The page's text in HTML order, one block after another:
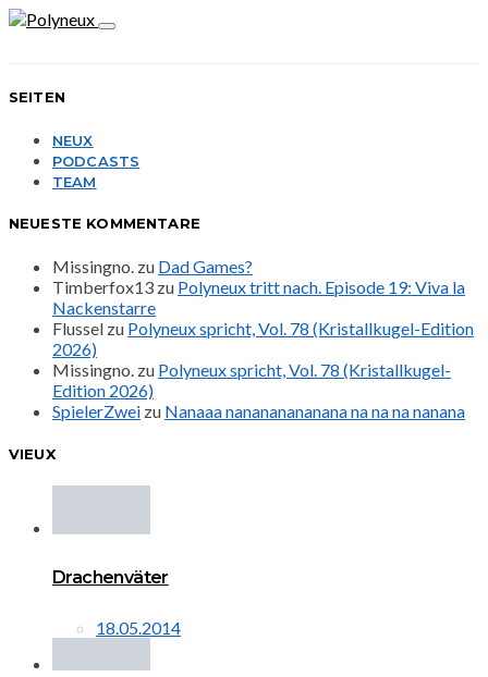
SEITEN
NEUX
PODCASTS
TEAM
NEUESTE KOMMENTARE
Missingno. zu Dad Games?
Timberfox13 zu Polyneux tritt nach. Episode 19: Viva la
Nackenstarre
Flussel zu Polyneux spricht, Vol. 78 (Kristallkugel-Edition
2026)
Missingno. zu Polyneux spricht, Vol. 78 (Kristallkugel-
Edition 2026)
SpielerZwei zu Nanaaa nanananananana na na na nanana
VIEUX
Drachenväter
18.05.2014